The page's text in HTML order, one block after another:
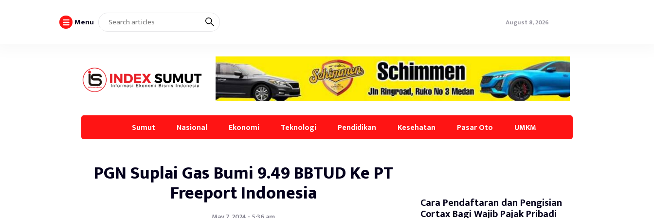
Menu August 8, 2026
Sumut Nasional Ekonomi Teknologi Pendidikan Kesehatan Pasar Oto UMKM
PGN Suplai Gas Bumi 9.49 BBTUD Ke PT
Freeport Indonesia Cara Pendaftaran dan Pengisian
Cortax Bagi Wajib Pajak Pribadi